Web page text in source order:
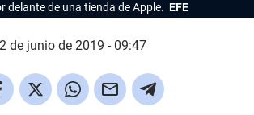
delante de una tienda de Apple. EFE
2 de junio de 2019 - 09:47